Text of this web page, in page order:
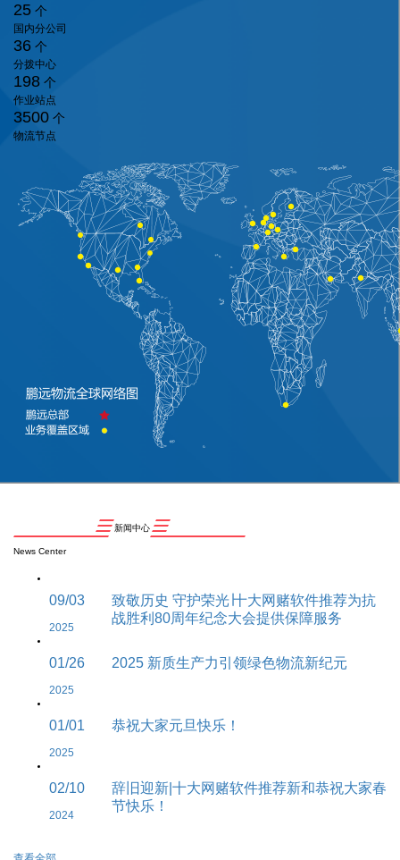
25 个
国内分公司
36 个
分拨中心
198 个
作业站点
3500 个
物流节点
新闻中心
News Center
09/03
2025
致敬历史 守护荣光∣十大网赌软件推荐为抗
战胜利80周年纪念大会提供保障服务
01/26
2025
2025 新质生产力引领绿色物流新纪元
01/01
2025
恭祝大家元旦快乐！
02/10
2024
辞旧迎新|十大网赌软件推荐新和恭祝大家春
节快乐！